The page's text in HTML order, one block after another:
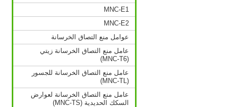
MNC-E1
MNC-E2
عوامل منع التصاق الخرسانة
عامل منع التصاق الخرسانة زيتي
(MNC-T6)
عامل منع التصاق الخرسانة للجسور
(MNC-TL)
عامل منع التصاق الخرسانة لعوارض
السكك الحديدية (MNC-TS)